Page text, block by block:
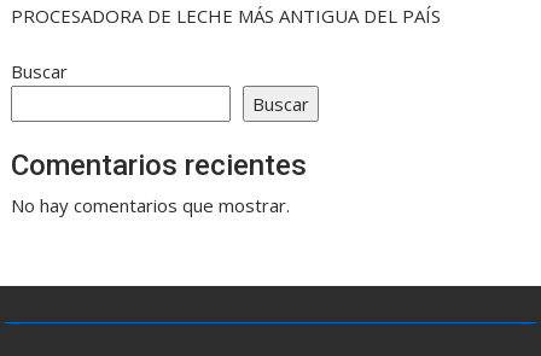
PROCESADORA DE LECHE MÁS ANTIGUA DEL PAÍS
Buscar
Buscar
Comentarios recientes
No hay comentarios que mostrar.